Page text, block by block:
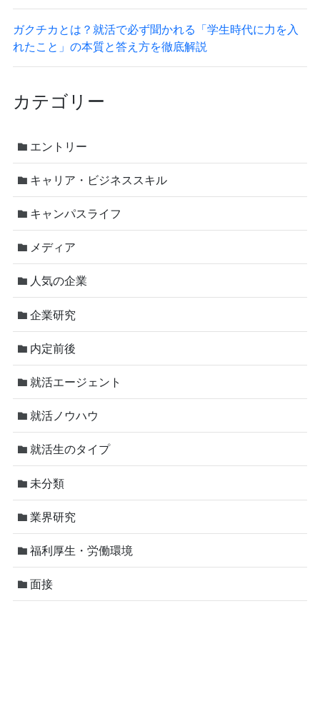
ガクチカとは？就活で必ず聞かれる「学生時代に力を入
れたこと」の本質と答え方を徹底解説
カテゴリー
エントリー
キャリア・ビジネススキル
キャンパスライフ
メディア
人気の企業
企業研究
内定前後
就活エージェント
就活ノウハウ
就活生のタイプ
未分類
業界研究
福利厚生・労働環境
面接